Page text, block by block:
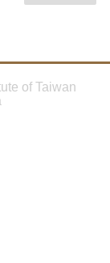
of Taiwan